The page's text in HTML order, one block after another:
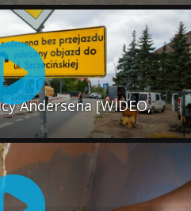
Andersena [WIDEO,